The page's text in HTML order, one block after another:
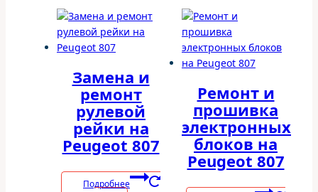
Замена и
ремонт
рулевой
рейки на
Peugeot 807
Подробнее
Ремонт и
прошивка
электронных
блоков на
Peugeot 807